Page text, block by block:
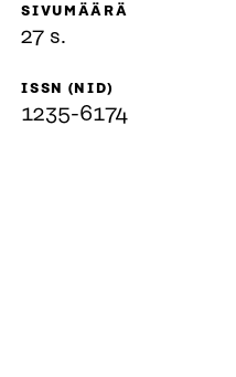
SIVUMÄÄRÄ
27 s.
ISSN (NID)
1235-6174